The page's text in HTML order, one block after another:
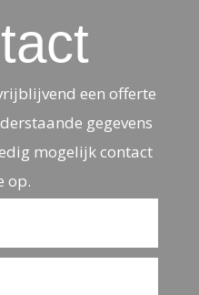
een offerte
gegevens
mogelijk contact
op.